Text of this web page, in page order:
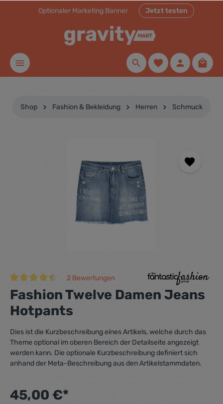
springenOptionaler Marketing Banner Jetzt testen
Shop Fashion & Bekleidung Herren Schmuck
Durchschnittliche Bewertung von 4.5 von 5 Sternen
2 Bewertungen
Fashion Twelve Damen Jeans
Hotpants
Dies ist die Kurzbeschreibung eines Artikels, welche durch das
Theme optional im oberen Bereich der Detailseite angezeigt
werden kann. Die optionale Kurzbeschreibung definiert sich
anhand der Meta-Beschreibung aus den Artikelstammdaten.
45,00 €*